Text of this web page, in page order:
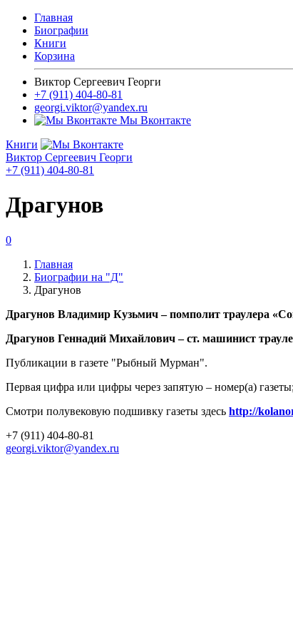
Главная
Биографии
Книги
Корзина
Виктор Сергеевич Георги
+7 (911) 404-80-81
georgi.viktor@yandex.ru
Мы Вконтакте
Книги
Виктор Сергеевич Георги
+7 (911) 404-80-81
Драгунов
0
Главная
Биографии на "Д"
Драгунов
Драгунов Владимир Кузьмич – помполит траулера
Драгунов Геннадий Михайлович – ст. машинист
Публикации в газете "Рыбный Мурман".
Первая цифра или цифры через запятую – номер(а)
Смотри полувековую подшивку газеты здесь http://
+7 (911) 404-80-81
georgi.viktor@yandex.ru